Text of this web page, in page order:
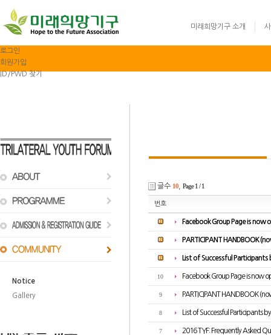
미래희망기구 소개
로그인
회원가입
ID/PWD 찾기
Notice
Gallery
글수 10 Page 1 / 1
번호
Facebook Group Page is now
PARTICIPANT HANDBOOK
List of Successful Participants
10 Facebook Group Page is now
9 PARTICIPANT HANDBOOK
8 List of Successful Participants
7 2016 TYF: Frequently Asked